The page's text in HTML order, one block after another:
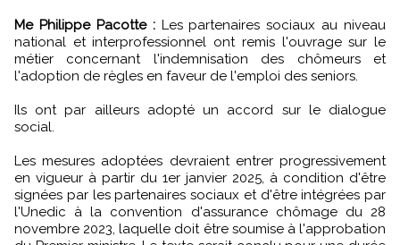
Me Philippe Pacotte : Les partenaires sociaux au niveau
national et interprofessionnel ont remis l'ouvrage sur le
métier concernant l'indemnisation des chômeurs et
l'adoption de règles en faveur de l'emploi des seniors.
Ils ont par ailleurs adopté un accord sur le dialogue
social.
Les mesures adoptées devraient entrer progressivement
en vigueur à partir du 1er janvier 2025, à condition d'être
signées par les partenaires sociaux et d'être intégrées par
l'Unedic à la convention d'assurance chômage du 28
novembre 2023, laquelle doit être soumise à l'approbation